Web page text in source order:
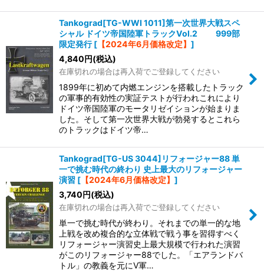
Tankograd[TG-WWI 1011]第一次世界大戦スペ
シャル ドイツ帝国陸軍トラックVol.2 999部
限定発行 [ 【2024年6月価格改定】 ]
4,840円(税込)
在庫切れの場合は再入荷でご登録してください
1899年に初めて内燃エンジンを搭載したトラック
の軍事的有効性の実証テストが行われこれにより
ドイツ帝国陸軍のモータリゼイションが始まりま
した。そして第一次世界大戦が勃発するとこれら
のトラックはドイツ帝…
Tankograd[TG-US 3044]リフォージャー88 単
一で挑む時代の終わり 史上最大のリフォージャー
演習 [ 【2024年6月価格改定】 ]
3,740円(税込)
在庫切れの場合は再入荷でご登録してください
単一で挑む時代が終わり。それまでの単一的な地
上戦を改め複合的な立体戦で戦う事を習得すべく
リフォージャー演習史上最大規模で行われた演習
がこのリフォージャー88でした。「エアランドバ
トル」の教義を元にV軍…